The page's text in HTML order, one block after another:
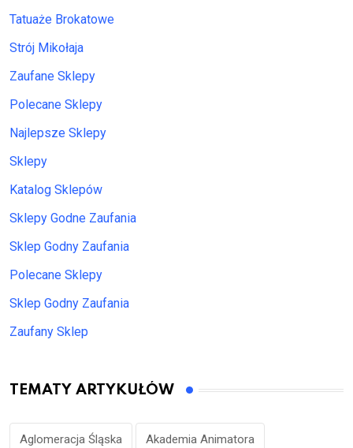
Tatuaże Brokatowe
Strój Mikołaja
Zaufane Sklepy
Polecane Sklepy
Najlepsze Sklepy
Sklepy
Katalog Sklepów
Sklepy Godne Zaufania
Sklep Godny Zaufania
Polecane Sklepy
Sklep Godny Zaufania
Zaufany Sklep
TEMATY ARTYKUŁÓW
Aglomeracja Śląska Akademia Animatora